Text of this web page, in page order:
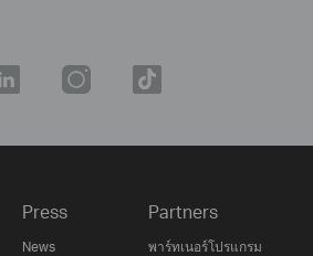
Press
News
Partners
พาร์ทเนอร์โปรแกรม